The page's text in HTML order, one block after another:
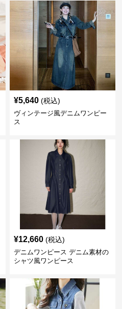
¥5,640 (税込)
ヴィンテージ風デニムワンピー
ス
¥12,660 (税込)
デニムワンピース デニム素材の
シャツ風ワンピース